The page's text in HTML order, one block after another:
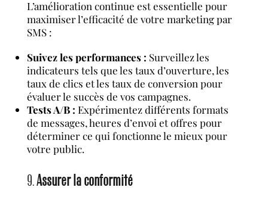
L’amélioration continue est essentielle pour
maximiser l’efficacité de votre marketing par
SMS :
Suivez les performances : Surveillez les
indicateurs tels que les taux d’ouverture, les
taux de clics et les taux de conversion pour
évaluer le succès de vos campagnes.
Tests A/B : Expérimentez différents formats
de messages, heures d’envoi et offres pour
déterminer ce qui fonctionne le mieux pour
votre public.
9.Assurer la conformité